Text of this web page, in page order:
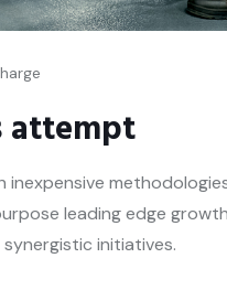
attempt
leading edge
initiatives.